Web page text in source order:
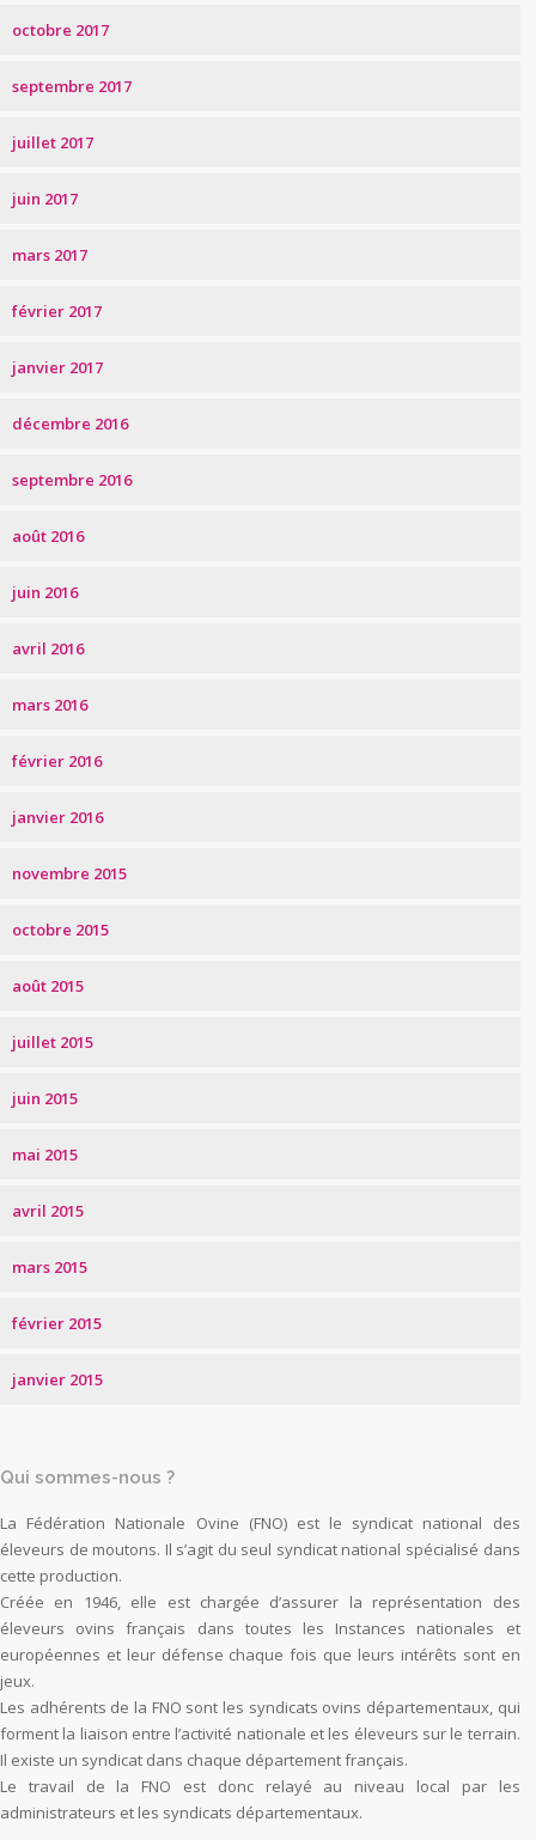
octobre 2017
septembre 2017
juillet 2017
juin 2017
mars 2017
février 2017
janvier 2017
décembre 2016
septembre 2016
août 2016
juin 2016
avril 2016
mars 2016
février 2016
janvier 2016
novembre 2015
octobre 2015
août 2015
juillet 2015
juin 2015
mai 2015
avril 2015
mars 2015
février 2015
janvier 2015
Qui sommes-nous ?
La Fédération Nationale Ovine (FNO) est le syndicat national des
éleveurs de moutons. Il s’agit du seul syndicat national spécialisé dans
cette production.
Créée en 1946, elle est chargée d’assurer la représentation des
éleveurs ovins français dans toutes les Instances nationales et
européennes et leur défense chaque fois que leurs intérêts sont en
jeux.
Les adhérents de la FNO sont les syndicats ovins départementaux, qui
forment la liaison entre l’activité nationale et les éleveurs sur le terrain.
Il existe un syndicat dans chaque département français.
Le travail de la FNO est donc relayé au niveau local par les
administrateurs et les syndicats départementaux.